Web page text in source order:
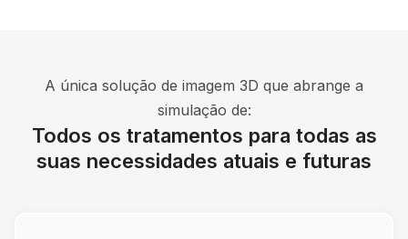
A única solução de imagem 3D que abrange a
simulação de:
Todos os tratamentos para todas as
suas necessidades atuais e futuras